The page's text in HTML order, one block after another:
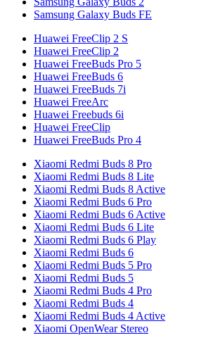
Samsung Galaxy Buds FE
Huawei FreeClip 2 S
Huawei FreeClip 2
Huawei FreeBuds Pro 5
Huawei FreeBuds 6
Huawei FreeBuds 7i
Huawei FreeArc
Huawei Freebuds 6i
Huawei FreeClip
Huawei FreeBuds Pro 4
Xiaomi Redmi Buds 8 Pro
Xiaomi Redmi Buds 8 Lite
Xiaomi Redmi Buds 8 Active
Xiaomi Redmi Buds 6 Pro
Xiaomi Redmi Buds 6 Active
Xiaomi Redmi Buds 6 Lite
Xiaomi Redmi Buds 6 Play
Xiaomi Redmi Buds 6
Xiaomi Redmi Buds 5 Pro
Xiaomi Redmi Buds 5
Xiaomi Redmi Buds 4 Pro
Xiaomi Redmi Buds 4
Xiaomi Redmi Buds 4 Active
Xiaomi OpenWear Stereo